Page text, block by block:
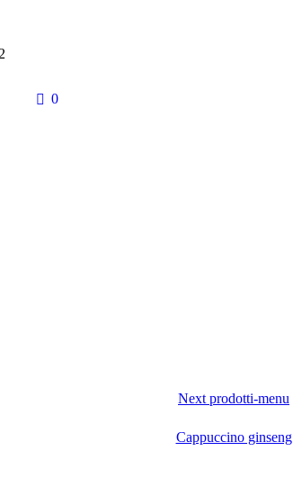
0
Next prodotti-menu
Cappuccino ginseng